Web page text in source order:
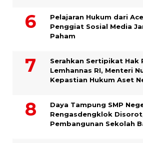
Pelajaran Hukum dari
Penggiat Sosial Media
Paham
Serahkan Sertipikat Hak
Lemhannas RI, Menteri
Kepastian Hukum Aset
Daya Tampung SMP
Rengasdengklok
Pembangunan Sekolah